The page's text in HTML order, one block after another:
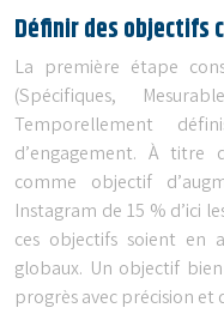
Définir des objectifs
La première étape
(Spécifiques,
Temporellement
d’engagement. À titre
comme objectif
Instagram de 15 % d’ici
ces objectifs soient en
globaux. Un objectif
progrès avec précision et